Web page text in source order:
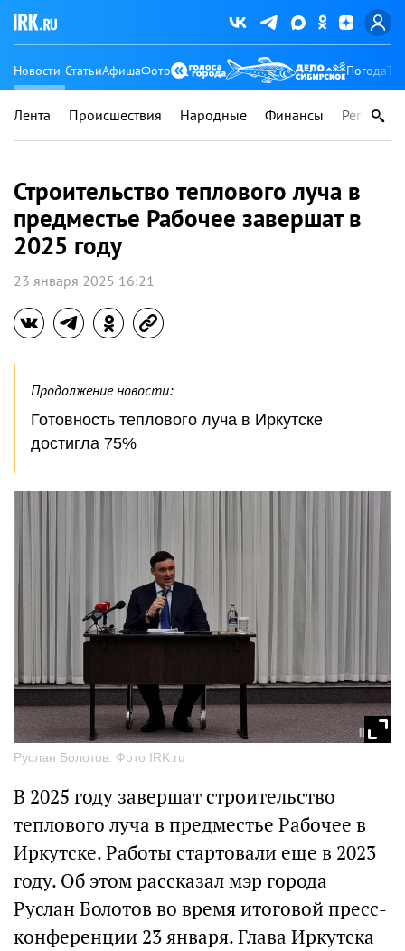
Новости СтатьиАфишаФото Погода
Лента Происшествия Народные Финансы Регионы
Строительство теплового луча в
предместье Рабочее завершат в
2025 году
23 января 2025 16:21
Продолжение новости:
Готовность теплового луча в Иркутске
достигла 75%
Руслан Болотов. Фото IRK.ru
В 2025 году завершат строительство
теплового луча в предместье Рабочее в
Иркутске. Работы стартовали еще в 2023
году. Об этом рассказал мэр города
Руслан Болотов во время итоговой пресс-
конференции 23 января. Глава Иркутска